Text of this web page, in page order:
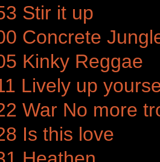
Stir it up
Concrete
Kinky Reggae
Lively up
War No more
Is this love